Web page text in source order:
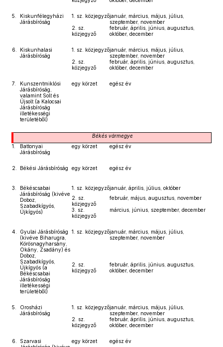
5.
Kiskunfélegyházi
Járásbíróság
1. sz. közjegyzőjanuár, március, május, július,
szeptember, november
2. sz.
közjegyző
február, április, június, augusztus,
október, december
6.
Kiskunhalasi
Járásbíróság
1. sz. közjegyzőjanuár, március, május, július,
szeptember, november
2. sz.
közjegyző
február, április, június, augusztus,
október, december
7.
Kunszentmiklósi
Járásbíróság,
valamint Solt és
Újsolt (a Kalocsai
Járásbíróság
illetékességi
területéből)
egy körzet egész év
Békés vármegye
1.
Battonyai
Járásbíróság
egy körzet egész év
2. Békési Járásbíróság egy körzet egész év
3.
Békéscsabai
Járásbíróság (kivéve
Doboz,
Szabadkígyós,
Újkígyós)
1. sz. közjegyzőjanuár, április, július, október
2. sz.
közjegyző
február, május, augusztus, november
3. sz.
közjegyző
március, június, szeptember, december
4.
Gyulai Járásbíróság
(kivéve Biharugra,
Körösnagyharsány,
Okány, Zsadány) és
Doboz,
Szabadkígyós,
Újkígyós (a
Békéscsabai
Járásbíróság
illetékességi
területéből)
1. sz. közjegyzőjanuár, március, május, július,
szeptember, november
2. sz.
közjegyző
február, április, június, augusztus,
október, december
5.
Orosházi
Járásbíróság
1. sz. közjegyzőjanuár, március, május, július,
szeptember, november
2. sz.
közjegyző
február, április, június, augusztus,
október, december
6.
Szarvasi
egy körzet egész év